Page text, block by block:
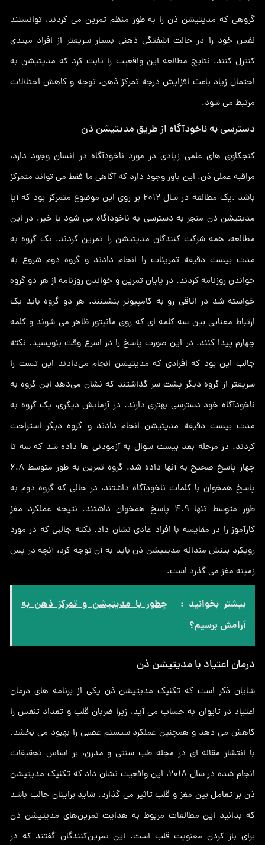
گروهی که مدیتیشن ذن را به طور منظم تمرین می کردند، توانستند
نفس خود را در حالت آشفتگی ذهنی بسیار سریعتر از افراد مبتدی
کنترل کنند. نتایج مطالعه این واقعیت را ثابت کرد که مدیتیشن به
احتمال زیاد باعث افزایش درجه تمرکز ذهن، توجه و کاهش اختلالات
مرتبط می شود.
دسترسی به ناخودآگاه از طریق مدیتیشن ذن
کنجکاوی های علمی زیادی در مورد ناخودآگاه در انسان وجود دارد،
مراقبه عملی ذن. این باور وجود دارد که آگاهی ما فقط می تواند متمرکز
باشد .یک مطالعه در سال 2012 بر روی این موضوع متمرکز بود که آیا
مدیتیشن ذن منجر به دسترسی به ناخودآگاه می شود یا خیر. در این
مطالعه، همه شرکت کنندگان مدیتیشن را تمرین کردند. یک گروه به
مدت بیست دقیقه تمرینات را انجام دادند و گروه دوم شروع به
خواندن روزنامه کردند. در پایان تمرین و خواندن روزنامه از هر دو گروه
خواسته شد در اتاقی رو به کامپیوتر بنشینند. هر دو گروه باید یک
ارتباط معنایی بین سه کلمه ای که روی مانیتور ظاهر می شوند و کلمه
چهارم پیدا کنند. در این صورت پاسخ را در اسرع وقت بنویسید. نکته
جالب این بود که افرادی که مدیتیشن انجام می‌دادند این تست را
سریعتر از گروه دیگر پشت سر گذاشتند که نشان می‌دهد این گروه به
ناخودآگاه خود دسترسی بهتری دارند. در آزمایش دیگری، یک گروه به
مدت بیست دقیقه مدیتیشن انجام دادند و گروه دیگر استراحت
کردند. در مرحله بعد بیست سوال به آزمودنی ها داده شد که سه تا
چهار پاسخ صحیح به آنها داده شد. گروه تمرین به طور متوسط ​​6.8
پاسخ همخوان با کلمات ناخودآگاه داشتند، در حالی که گروه دوم به
طور متوسط ​​تنها 4.9 پاسخ همخوان داشتند. نتیجه عملکرد مغز
کارآموز را در مقایسه با افراد عادی نشان داد. نکته جالبی که در مورد
رویکرد بینش مندانه مدیتیشن ذن باید به آن توجه کرد، آنچه در پس
زمینه مغز می گذرد است.
بیشتر بخوانید :
چطور با مدیتیشن و تمرکز ذهن به
آرامش برسیم؟
درمان اعتیاد با مدیتیشن ذن
شایان ذکر است که تکنیک مدیتیشن ذن یکی از برنامه های درمان
اعتیاد در تایوان به حساب می آید، زیرا ضربان قلب و تعداد تنفس را
کاهش می دهد و همچنین عملکرد سیستم عصبی را بهبود می بخشد.
با انتشار مقاله ای در مجله طب سنتی و مدرن، بر اساس تحقیقات
انجام شده در سال 2018، این واقعیت نشان داد که تکنیک مدیتیشن
ذن بر تعامل بین مغز و قلب تاثیر می گذارد. شاید برایتان جالب باشد
که بدانید این مطالعات مربوط به هدایت تمرین‌های مدیتیشن ذن
برای باز کردن معنویت قلب است. این تمرین‌کنندگان گفتند که در